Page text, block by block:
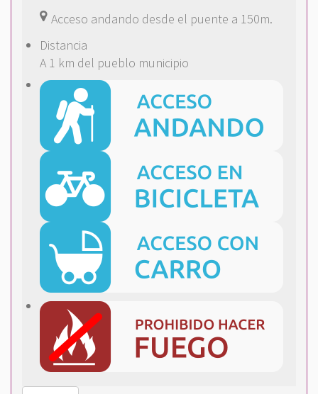
Acceso andando desde el puente a 150m.
Distancia
A 1 km del pueblo municipio